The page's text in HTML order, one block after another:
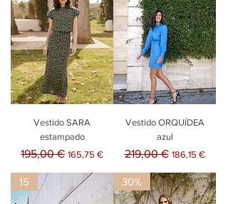
Vestido SARA
estampado
Precio
195,00 € Precio de oferta
165,75 €
Vestido ORQUÍDEA
azul
Precio
219,00 € Precio de oferta
186,15 €
15 30%